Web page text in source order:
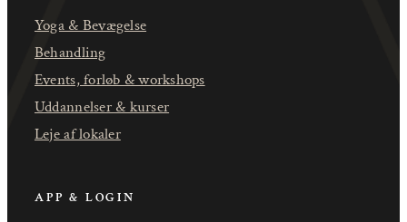
Yoga & Bevægelse
Behandling
Events, forløb & workshops
Uddannelser & kurser
Leje af lokaler
APP & LOGIN